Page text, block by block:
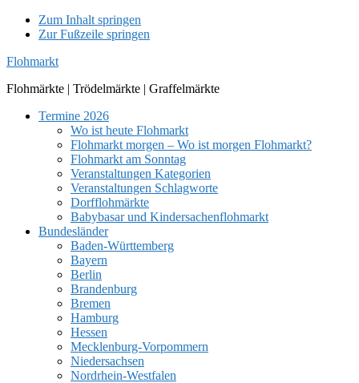
Zum Inhalt springen
Zur Fußzeile springen
Flohmarkt
Flohmärkte | Trödelmärkte | Graffelmärkte
Termine 2026
Wo ist heute Flohmarkt
Flohmarkt morgen – Wo ist morgen Flohmarkt?
Flohmarkt am Sonntag
Veranstaltungen Kategorien
Veranstaltungen Schlagworte
Dorfflohmärkte
Babybasar und Kindersachenflohmarkt
Bundesländer
Baden-Württemberg
Bayern
Berlin
Brandenburg
Bremen
Hamburg
Hessen
Mecklenburg-Vorpommern
Niedersachsen
Nordrhein-Westfalen